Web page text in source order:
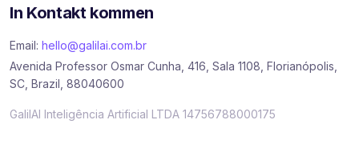
In Kontakt kommen
Email: hello@galilai.com.br
Avenida Professor Osmar Cunha, 416, Sala 1108, Florianópolis,
SC, Brazil, 88040600
GalilAI Inteligência Artificial LTDA 14756788000175